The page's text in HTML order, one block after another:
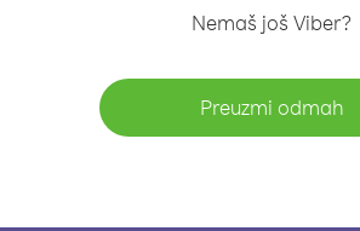
Nemaš još Viber?
Preuzmi odmah